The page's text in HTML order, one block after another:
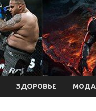
ЗДОРОВЬЕ МОДА